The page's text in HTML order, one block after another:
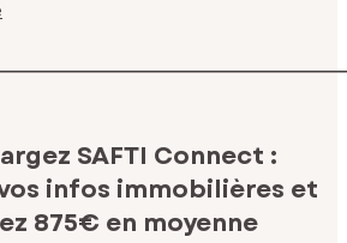
SAFTI Connect :
infos immobilières et
875€ en moyenne